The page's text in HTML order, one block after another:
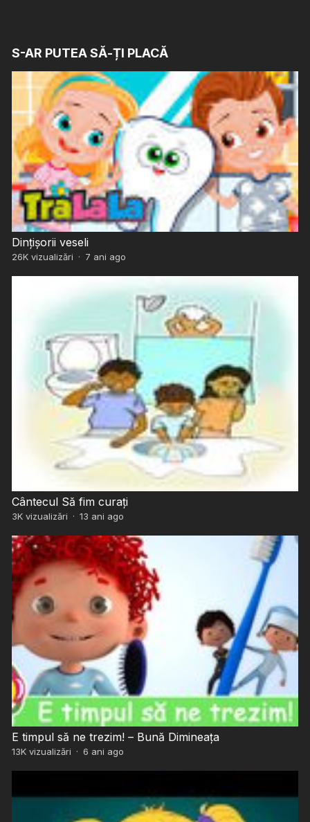
S-AR PUTEA SĂ-ȚI PLACĂ
Dințișorii veseli
26Kvizualizări · 7 ani ago
Cântecul Să fim curați
3Kvizualizări · 13 ani ago
E timpul să ne trezim! – Bună Dimineața
13Kvizualizări · 6 ani ago